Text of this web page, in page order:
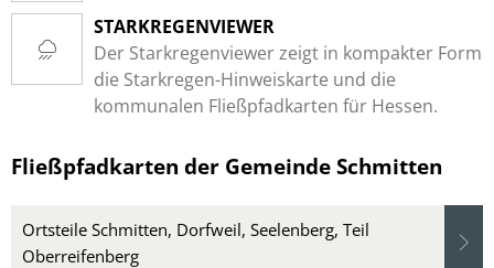
STARKREGENVIEWER
Der Starkregenviewer zeigt in kompakter Form
die Starkregen-Hinweiskarte und die
kommunalen Fließpfadkarten für Hessen.
Fließpfadkarten der Gemeinde Schmitten
Ortsteile Schmitten, Dorfweil, Seelenberg, Teil
Oberreifenberg